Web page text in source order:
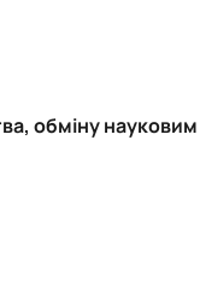
обміну науковим